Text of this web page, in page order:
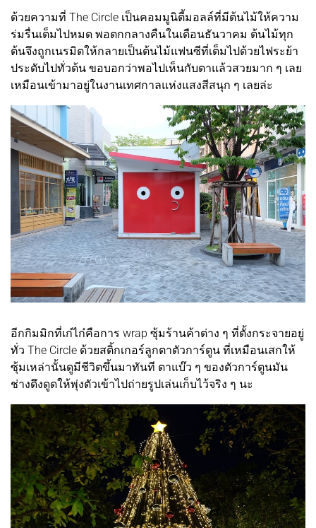
ด้วยความที่ The Circle เป็นคอมมูนิตี้มอลล์ที่มีต้นไม้ให้ความ
ร่มรื่นเต็มไปหมด พอตกกลางคืนในเดือนธันวาคม ต้นไม้ทุก
ต้นจึงถูกเนรมิตให้กลายเป็นต้นไม้แฟนซีที่เต็มไปด้วยไฟระย้า
ประดับไปทั่วต้น ขอบอกว่าพอไปเห็นกับตาแล้วสวยมาก ๆ เลย
เหมือนเข้ามาอยู่ในงานเทศกาลแห่งแสงสีสนุก ๆ เลยล่ะ
อีกกิมมิกที่เก๋ไก๋คือการ wrap ซุ้มร้านค้าต่าง ๆ ที่ตั้งกระจายอยู่
ทั่ว The Circle ด้วยสติ้กเกอร์ลูกตาตัวการ์ตูน ที่เหมือนเสกให้
ซุ้มเหล่านั้นดูมีชีวิตขึ้นมาทันที ตาแบ๊ว ๆ ของตัวการ์ตูนมัน
ช่างดึงดูดให้พุ่งตัวเข้าไปถ่ายรูปเล่นเก็บไว้จริง ๆ นะ